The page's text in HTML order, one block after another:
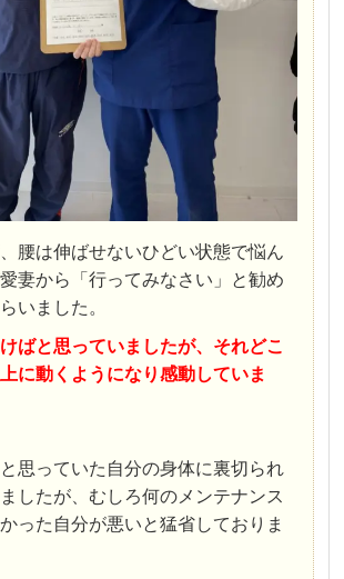
腰は伸ばせないひどい状態で悩ん
妻から「行ってみなさい」と勧め
いました。
ばと思っていましたが、それどこ
に動くようになり感動していま
思っていた自分の身体に裏切られ
したが、むしろ何のメンテナンス
った自分が悪いと猛省しておりま